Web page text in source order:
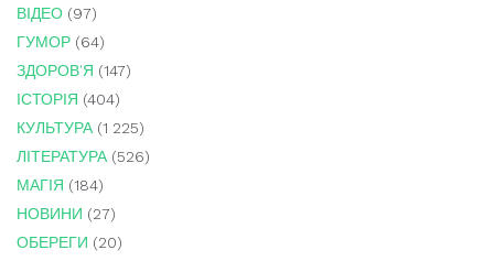
ВІДЕО (97)
ГУМОР (64)
ЗДОРОВ'Я (147)
ІСТОРІЯ (404)
КУЛЬТУРА(1 225)
ЛІТЕРАТУРА(526)
МАГІЯ (184)
НОВИНИ (27)
ОБЕРЕГИ (20)